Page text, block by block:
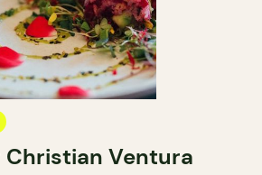
Christian Ventura